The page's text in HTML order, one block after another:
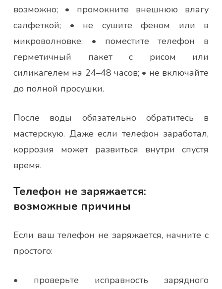
возможно; • промокните внешнюю влагу
салфеткой; • не сушите феном или в
микроволновке; • поместите телефон в
герметичный пакет с рисом или
силикагелем на 24–48 часов; • не включайте
до полной просушки.
После воды обязательно обратитесь в
мастерскую. Даже если телефон заработал,
коррозия может развиться внутри спустя
время.
Телефон не заряжается:
возможные причины
Если ваш телефон не заряжается, начните с
простого:
• проверьте исправность зарядного